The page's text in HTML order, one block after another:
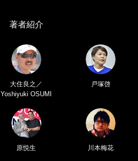
著者紹介
大住良之／
Yoshiyuki OSUMI
戸塚啓
原悦生 川本梅花